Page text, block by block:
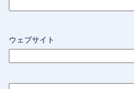
ウェブサイト